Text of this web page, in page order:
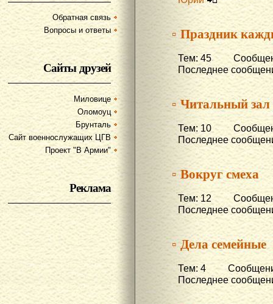
Обратная связь
Вопросы и ответы
Сайты друзей
Миловице
Оломоуц
Брунталь
Сайт военнослужащих ЦГВ
Проект "В Армии"
Реклама
▫ Праздник
Тем: 45
Последнее
▫ Читальный зал
Тем: 10
Последнее
▫ Вокруг смеха
Тем: 12
Последнее
▫ Дела семейные
Тем: 4
Последнее